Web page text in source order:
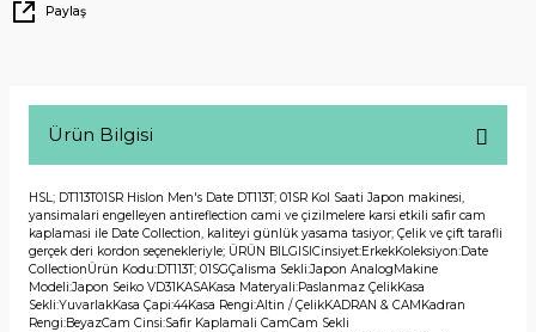
Paylaş
Ürün Bilgisi
HSL; DT113T01SR Hislon Men's Date DT113T; 01SR Kol Saati Japon makinesi,
yansimalari engelleyen antireflection cami ve çizilmelere karsi etkili safir cam
kaplamasi ile Date Collection, kaliteyi günlük yasama tasiyor; Çelik ve çift tarafli
gerçek deri kordon seçenekleriyle; ÜRÜN BILGISICinsiyet:ErkekKoleksiyon:Date
CollectionÜrün Kodu:DT113T; 01SGÇalisma Sekli:Japon AnalogMakine
Modeli:Japon Seiko VD31KASAKasa Materyali:Paslanmaz ÇelikKasa
Sekli:YuvarlakKasa Çapi:44Kasa Rengi:Altin / ÇelikKADRAN & CAMKadran
Rengi:BeyazCam Cinsi:Safir Kaplamali CamCam Sekli